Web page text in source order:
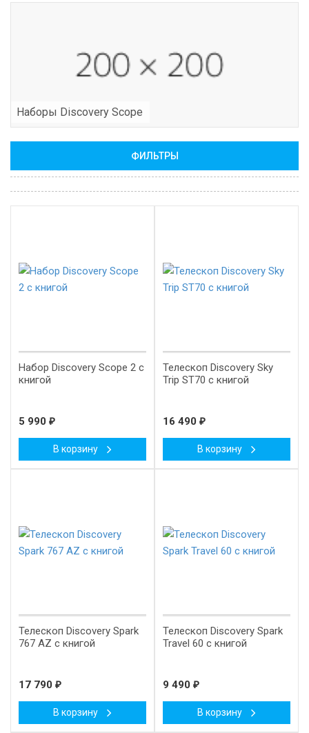
Наборы Discovery Scope
ФИЛЬТРЫ
Набор Discovery Scope 2 с
книгой
5 990 ₽
В корзину
Телескоп Discovery Sky
Trip ST70 с книгой
16 490 ₽
В корзину
Телескоп Discovery Spark
767 AZ с книгой
17 790 ₽
В корзину
Телескоп Discovery Spark
Travel 60 с книгой
9 490 ₽
В корзину